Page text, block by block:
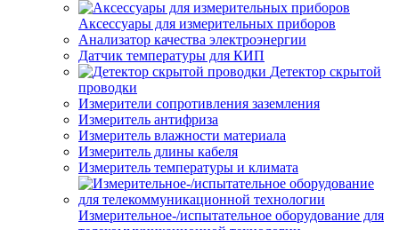
Аксессуары для измерительных приборов
Анализатор качества электроэнергии
Датчик температуры для КИП
Детектор скрытой
проводки
Измерители сопротивления заземления
Измеритель антифриза
Измеритель влажности материала
Измеритель длины кабеля
Измеритель температуры и климата
Измерительное-/испытательное оборудование для